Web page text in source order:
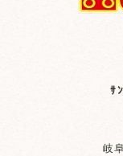
ｻ
岐